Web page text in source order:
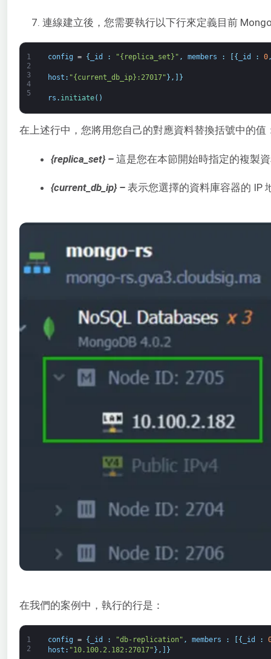
7. 連線建立後，您需要執行以下行來定義目前
1
2
3
4
5
config = { _id : "{replica_set}" , members : { _id : 0
host : "{current_db_ip}:27017" } , }
rs . initiate( )
在上述行中，您將用您自己的對應資料替換括號中的值
{replica_set} – 這是您在本節開始時指定的複製
{current_db_ip} – 表示您選擇的資料庫容器的 IP
在我們的案例中，執行的行是：
1
2
config = { _id : "db-replication" , members : { _id :
host : "10.100.2.182:27017" } , }